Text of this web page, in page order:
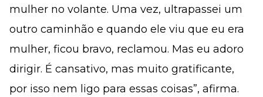
mulher no volante. Uma vez, ultrapassei um
outro caminhão e quando ele viu que eu era
mulher, ficou bravo, reclamou. Mas eu adoro
dirigir. É cansativo, mas muito gratificante,
por isso nem ligo para essas coisas”, afirma.